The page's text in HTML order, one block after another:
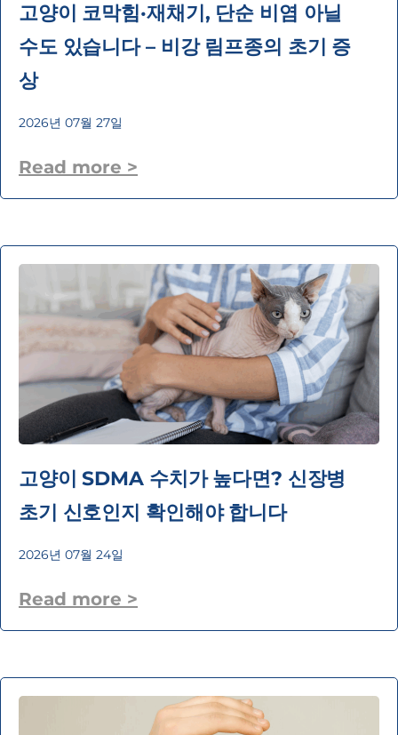
고양이 코막힘·재채기, 단순 비염 아닐
수도 있습니다 – 비강 림프종의 초기 증
상
2026년 07월 27일
Read more >
고양이 SDMA 수치가 높다면? 신장병
초기 신호인지 확인해야 합니다
2026년 07월 24일
Read more >